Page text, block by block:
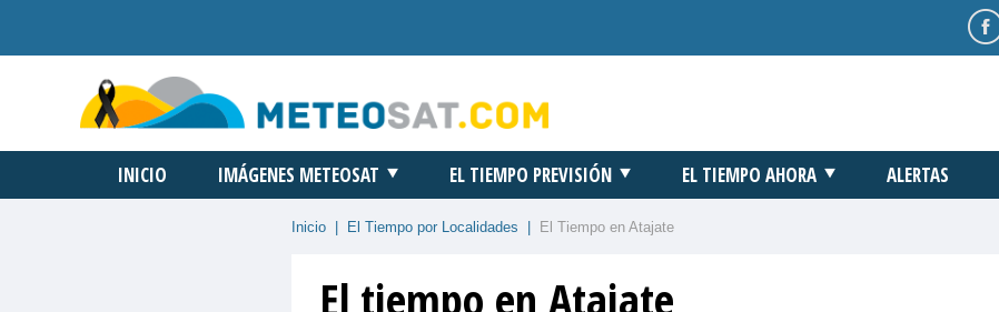
INICIO IMÁGENES METEOSAT EL TIEMPO PREVISIÓN EL TIEMPO AHORA ALERTAS
Inicio El Tiempo por Localidades El Tiempo en Atajate
El tiempo en Atajate